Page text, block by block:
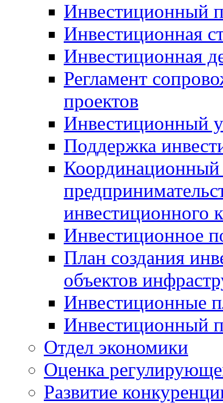
Инвестиционный
Инвестиционная
Инвестиционная
Регламент
проектов
Инвестиционный
Поддержка
Координационный
инвестиционного
Инвестиционное
План создания
объектов
Инвестиционные
Инвестиционный
Отдел экономики
Оценка
Развитие